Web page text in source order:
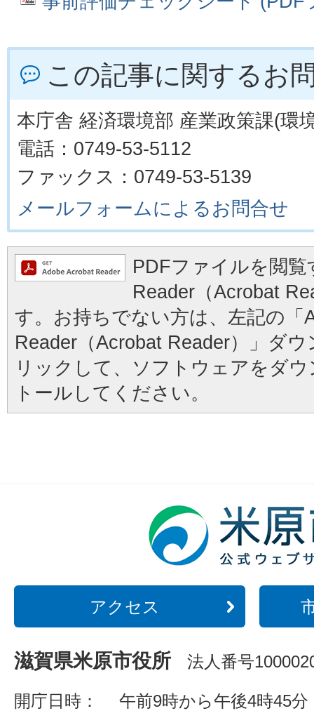
この記事に関するお
本庁舎 経済環境部 産業政策課(環
電話：0749-53-5112
ファックス：0749-53-5139
メールフォームによるお問合せ
PDFファイルを閲
Reader（Acrobat
す。お持ちでない方は、左記の「
Reader（Acrobat Reader）」ダ
リックして、ソフトウェアをダ
トールしてください。
アクセス
滋賀県米原市役所 法人番号
開庁日時：
午前9時から午後4時45分